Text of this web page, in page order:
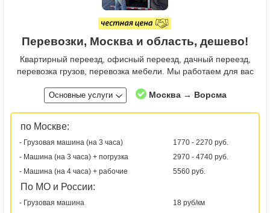
Перевозки, Москва и область, дешево!
Квартирный переезд, офисный переезд, дачный переезд,
перевозка грузов, перевозка мебели. Мы работаем для вас
Основные услуги Москва → Ворсма
по Москве:
- Грузовая машина (на 3 часа)
1770 - 2270 руб.
- Машина (на 3 часа) + погрузка
2970 - 4740 руб.
- Машина (на 4 часа) + рабочие
5560 руб.
По МО и России:
- Грузовая машина 18 руб/км